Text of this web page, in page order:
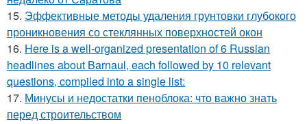
15. Эффективные методы удаления грунтовки глубокого
проникновения со стеклянных поверхностей окон
16. Here is a well-organized presentation of 6 Russian
headlines about Barnaul, each followed by 10 relevant
questions, compiled into a single list:
17. Минусы и недостатки пеноблока: что важно знать
перед строительством